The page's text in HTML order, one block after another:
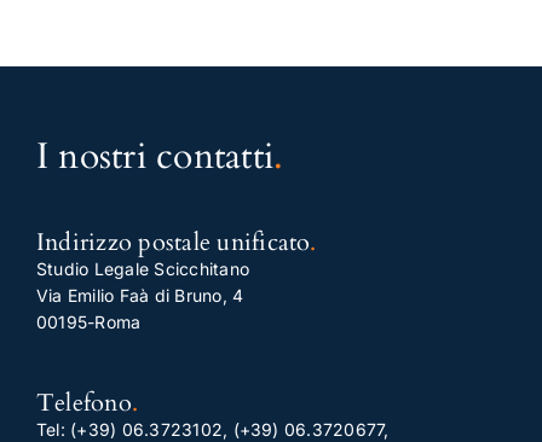
I nostri contatti.
Indirizzo postale unificato.
Studio Legale Scicchitano
Via Emilio Faà di Bruno, 4
00195-Roma
Telefono.
Tel: (+39) 06.3723102, (+39) 06.3720677,